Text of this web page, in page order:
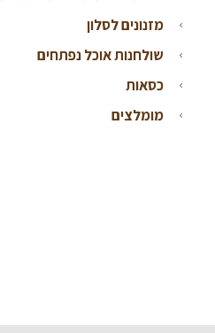
מזנונים לסלון
שולחנות אוכל נפתחים
כסאות
מומלצים